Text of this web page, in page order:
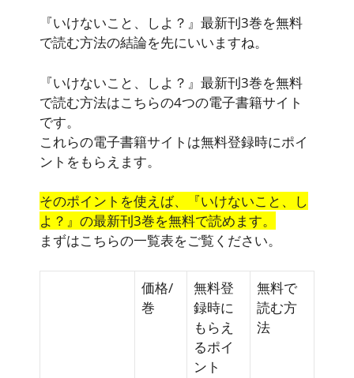
『いけないこと、しよ？』最新刊3巻を無料
で読む方法の結論を先にいいますね。
『いけないこと、しよ？』最新刊3巻を無料
で読む方法はこちらの4つの電子書籍サイト
です。
これらの電子書籍サイトは無料登録時にポイ
ント をもらえます。
そのポイントを使えば、『いけないこと、し
よ？』の最新刊3巻を無料で読めます。
まずはこちらの一覧表をご覧ください。
価格/
巻
無料登
録時に
もらえ
るポイ
ント
無料で
読む方
法